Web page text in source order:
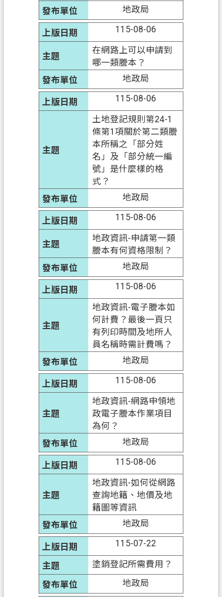
地政局
115-08-06
在網路上可以申請到
哪一類謄本？
地政局
115-08-06
土地登記規則第24-1
條第1項關於第二類謄
本所稱之「部分姓
名」及「部分統一編
號」是什麼樣的格
式？
地政局
115-08-06
地政資訊-申請第一類
謄本有何資格限制？
地政局
115-08-06
地政資訊-電子謄本如
何計費？最後一頁只
有列印時間及地所人
員名稱時需計費嗎？
地政局
115-08-06
地政資訊-網路申領地
政電子謄本作業項目
為何？
地政局
115-08-06
地政資訊-如何從網路
查詢地籍、地價及地
籍圖等資訊
地政局
115-07-22
塗銷登記所需費用？
地政局